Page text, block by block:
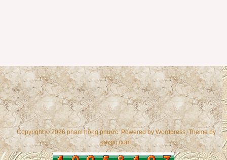
Copyright © 2026 phạm hồng phước. Powered byWordpress , Theme by
gazpo.com.